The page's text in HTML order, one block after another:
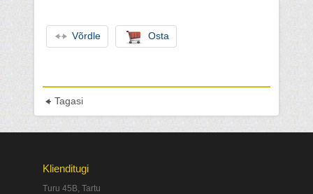
Võrdle Osta
Tagasi
Klienditugi
Turu 45B, Tartu